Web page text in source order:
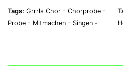
Tags: Grrrls Chor - Chorprobe -
Probe - Mitmachen - Singen -